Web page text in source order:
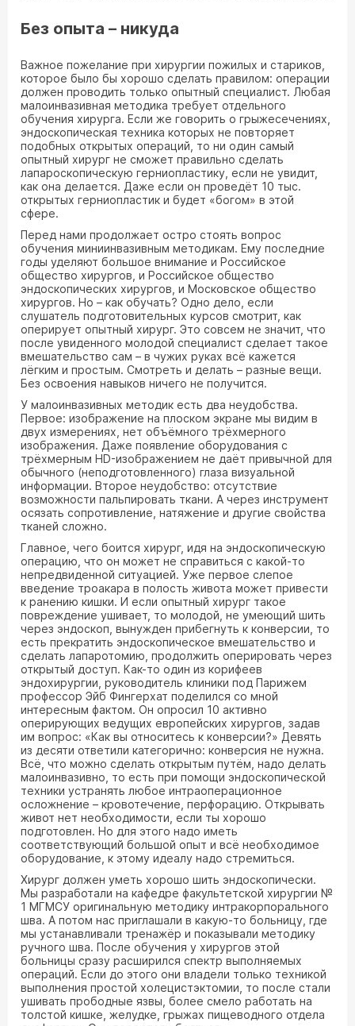
Без опыта – никуда
Важное пожелание при хирургии пожилых и стариков,
которое было бы хорошо сделать правилом: операции
должен проводить только опытный специалист. Любая
малоинвазивная методика требует отдельного
обучения хирурга. Если же говорить о грыжесечениях,
эндоскопическая техника которых не повторяет
подобных открытых операций, то ни один самый
опытный хирург не сможет правильно сделать
лапароскопическую герниопластику, если не увидит,
как она делается. Даже если он проведёт 10 тыс.
открытых герниопластик и будет «богом» в этой
сфере.
Перед нами продолжает остро стоять вопрос
обучения миниинвазивным методикам. Ему последние
годы уделяют большое внимание и Российское
общество хирургов, и Российское общество
эндоскопических хирургов, и Московское общество
хирургов. Но – как обучать? Одно дело, если
слушатель подготовительных курсов смотрит, как
оперирует опытный хирург. Это совсем не значит, что
после увиденного молодой специалист сделает такое
вмешательство сам – в чужих руках всё кажется
лёгким и простым. Смотреть и делать – разные вещи.
Без освоения навыков ничего не получится.
У малоинвазивных методик есть два неудобства.
Первое: изображение на плоском экране мы видим в
двух измерениях, нет объёмного трёхмерного
изображения. Даже появление оборудования с
трёхмерным HD-изображением не даёт привычной для
обычного (неподготовленного) глаза визуальной
информации. Второе неудобство: отсутствие
возможности пальпировать ткани. А через инструмент
осязать сопротивление, натяжение и другие свойства
тканей сложно.
Главное, чего боится хирург, идя на эндоскопическую
операцию, что он может не справиться с какой-то
непредвиденной ситуацией. Уже первое слепое
введение троакара в полость живота может привести
к ранению кишки. И если опытный хирург такое
повреждение ушивает, то молодой, не умеющий шить
через эндоскоп, вынужден прибегнуть к конверсии, то
есть прекратить эндоскопическое вмешательство и
сделать лапаротомию, продолжить оперировать через
открытый доступ. Как-то один из корифеев
эндохирургии, руководитель клиники под Парижем
профессор Эйб Фингерхат поделился со мной
интересным фактом. Он опросил 10 активно
оперирующих ведущих европейских хирургов, задав
им вопрос: «Как вы относитесь к конверсии?» Девять
из десяти ответили категорично: конверсия не нужна.
Всё, что можно сделать открытым путём, надо делать
малоинвазивно, то есть при помощи эндоскопической
техники устранять любое интраоперационное
осложнение – кровотечение, перфорацию. Открывать
живот нет необходимости, если ты хорошо
подготовлен. Но для этого надо иметь
соответствующий большой опыт и всё необходимое
оборудование, к этому идеалу надо стремиться.
Хирург должен уметь хорошо шить эндоскопически.
Мы разработали на кафедре факультетской хирургии №
1 МГМСУ оригинальную методику интракорпорального
шва. А потом нас приглашали в какую-то больницу, где
мы устанавливали тренажёр и показывали методику
ручного шва. После обучения у хирургов этой
больницы сразу расширился спектр выполняемых
операций. Если до этого они владели только техникой
выполнения простой холецистэктомии, то после стали
ушивать прободные язвы, более смело работать на
толстой кишке, желудке, грыжах пищеводного отдела